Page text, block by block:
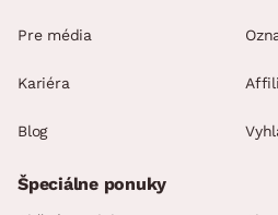
Pre média
Kariéra
Blog
Špeciálne ponuky